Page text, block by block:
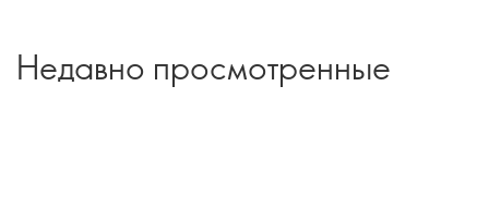
Недавно просмотренные